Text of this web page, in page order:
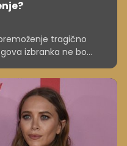
tragično
izbranka ne bo